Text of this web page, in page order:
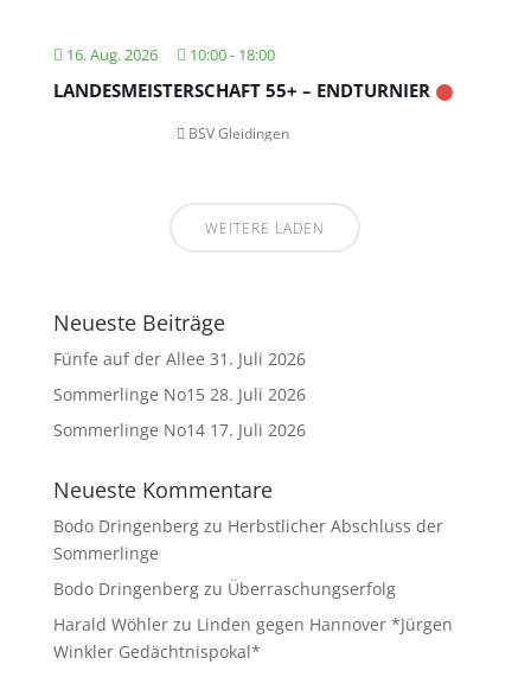
16. Aug. 2026 10:00- 18:00
LANDESMEISTERSCHAFT 55+ – ENDTURNIER
BSV Gleidingen
WEITERE LADEN
Neueste Beiträge
Fünfe auf der Allee 31. Juli 2026
Sommerlinge No15 28. Juli 2026
Sommerlinge No14 17. Juli 2026
Neueste Kommentare
Bodo Dringenbergzu Herbstlicher Abschluss der
Sommerlinge
Bodo Dringenbergzu Überraschungserfolg
Harald Wöhlerzu Linden gegen Hannover *Jürgen
Winkler Gedächtnispokal*